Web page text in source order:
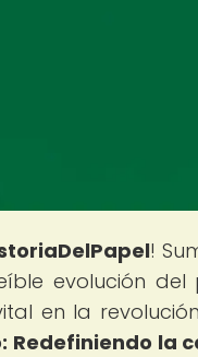
!
evolución
en la
Redefiniendo la